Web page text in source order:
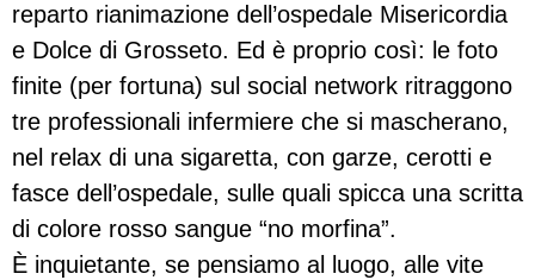
reparto rianimazione dell’ospedale Misericordia
e Dolce di Grosseto. Ed è proprio così: le foto
finite (per fortuna) sul social network ritraggono
tre professionali infermiere che si mascherano,
nel relax di una sigaretta, con garze, cerotti e
fasce dell’ospedale, sulle quali spicca una scritta
di colore rosso sangue “no morfina”.
È inquietante, se pensiamo al luogo, alle vite